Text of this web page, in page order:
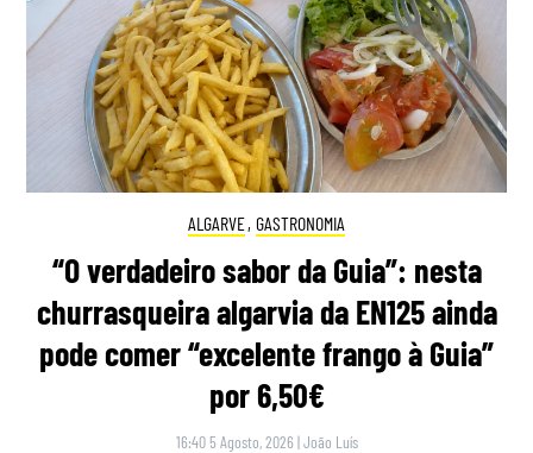
ALGARVE, GASTRONOMIA
“O verdadeiro sabor da Guia”: nesta
churrasqueira algarvia da EN125 ainda
pode comer “excelente frango à Guia”
por 6,50€
16:40 5 Agosto, 2026 |João Luís